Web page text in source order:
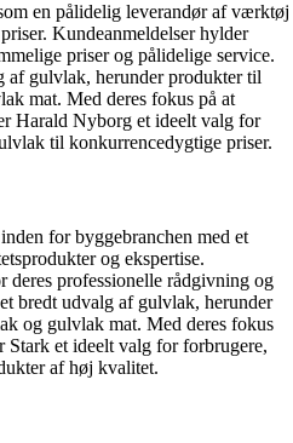
en pålidelig leverandør af værktøj
Kundeanmeldelser hylder
priser og pålidelige service.
gulvlak, herunder produkter til
mat. Med deres fokus på at
Harald Nyborg et ideelt valg for
til konkurrencedygtige priser.
for byggebranchen med et
og ekspertise.
deres professionelle rådgivning og
bredt udvalg af gulvlak, herunder
og gulvlak mat. Med deres fokus
Stark et ideelt valg for forbrugere,
af høj kvalitet.